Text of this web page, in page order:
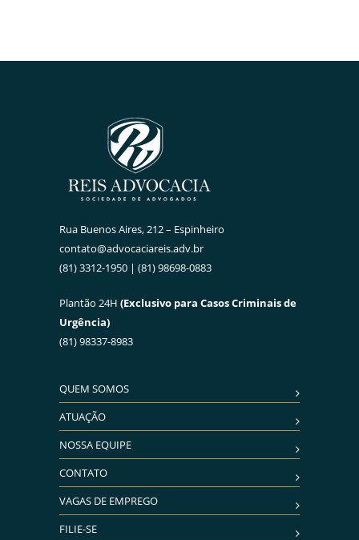
Rua Buenos Aires, 212 – Espinheiro
contato@advocaciareis.adv.br
(81) 3312-1950 | (81) 98698-0883
Plantão 24H (Exclusivo para Casos Criminais de
Urgência)
(81) 98337-8983
QUEM SOMOS
ATUAÇÃO
NOSSA EQUIPE
CONTATO
VAGAS DE EMPREGO
FILIE-SE